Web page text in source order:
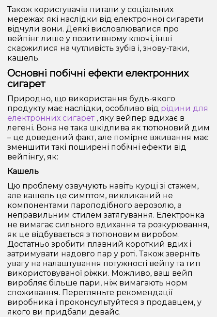
Також користувачів питали у соціальних
мережах: які наслідки від електронної сигарети
відчули вони. Деякі висловлювалися про
вейпінг лише у позитивному ключі, інші
скаржилися на чутливість зубів і, знову-таки,
кашель.
Основні побічні ефекти електронних
сигарет
Природно, що використання будь-якого
продукту має наслідки, особливо від рідини для
електронних сигарет, яку вейпер вдихає в
легені. Вона не така шкідлива як тютюновий дим
– це доведений факт, але помірне вживання має
зменшити такі поширені побічні ефекти від
вейпінгу, як:
Кашель
Цю проблему озвучують навіть курці зі стажем,
але кашель це симптом, викликаний не
компонентами пароподібного аерозолю, а
неправильним стилем затягування. Електронка
не вимагає сильного вдихання та розкурювання,
як це відбувається з тютюновим виробом.
Достатньо зробити плавний короткий вдих і
затримувати надовго пар у роті. Також зверніть
увагу на налаштування потужності вейпу та тип
використовуваної ріжки. Можливо, ваш вейп
виробляє більше пари, ніж вимагають норм
споживання. Перегляньте рекомендації
виробника і проконсультуйтеся з продавцем, у
якого ви придбали девайс.